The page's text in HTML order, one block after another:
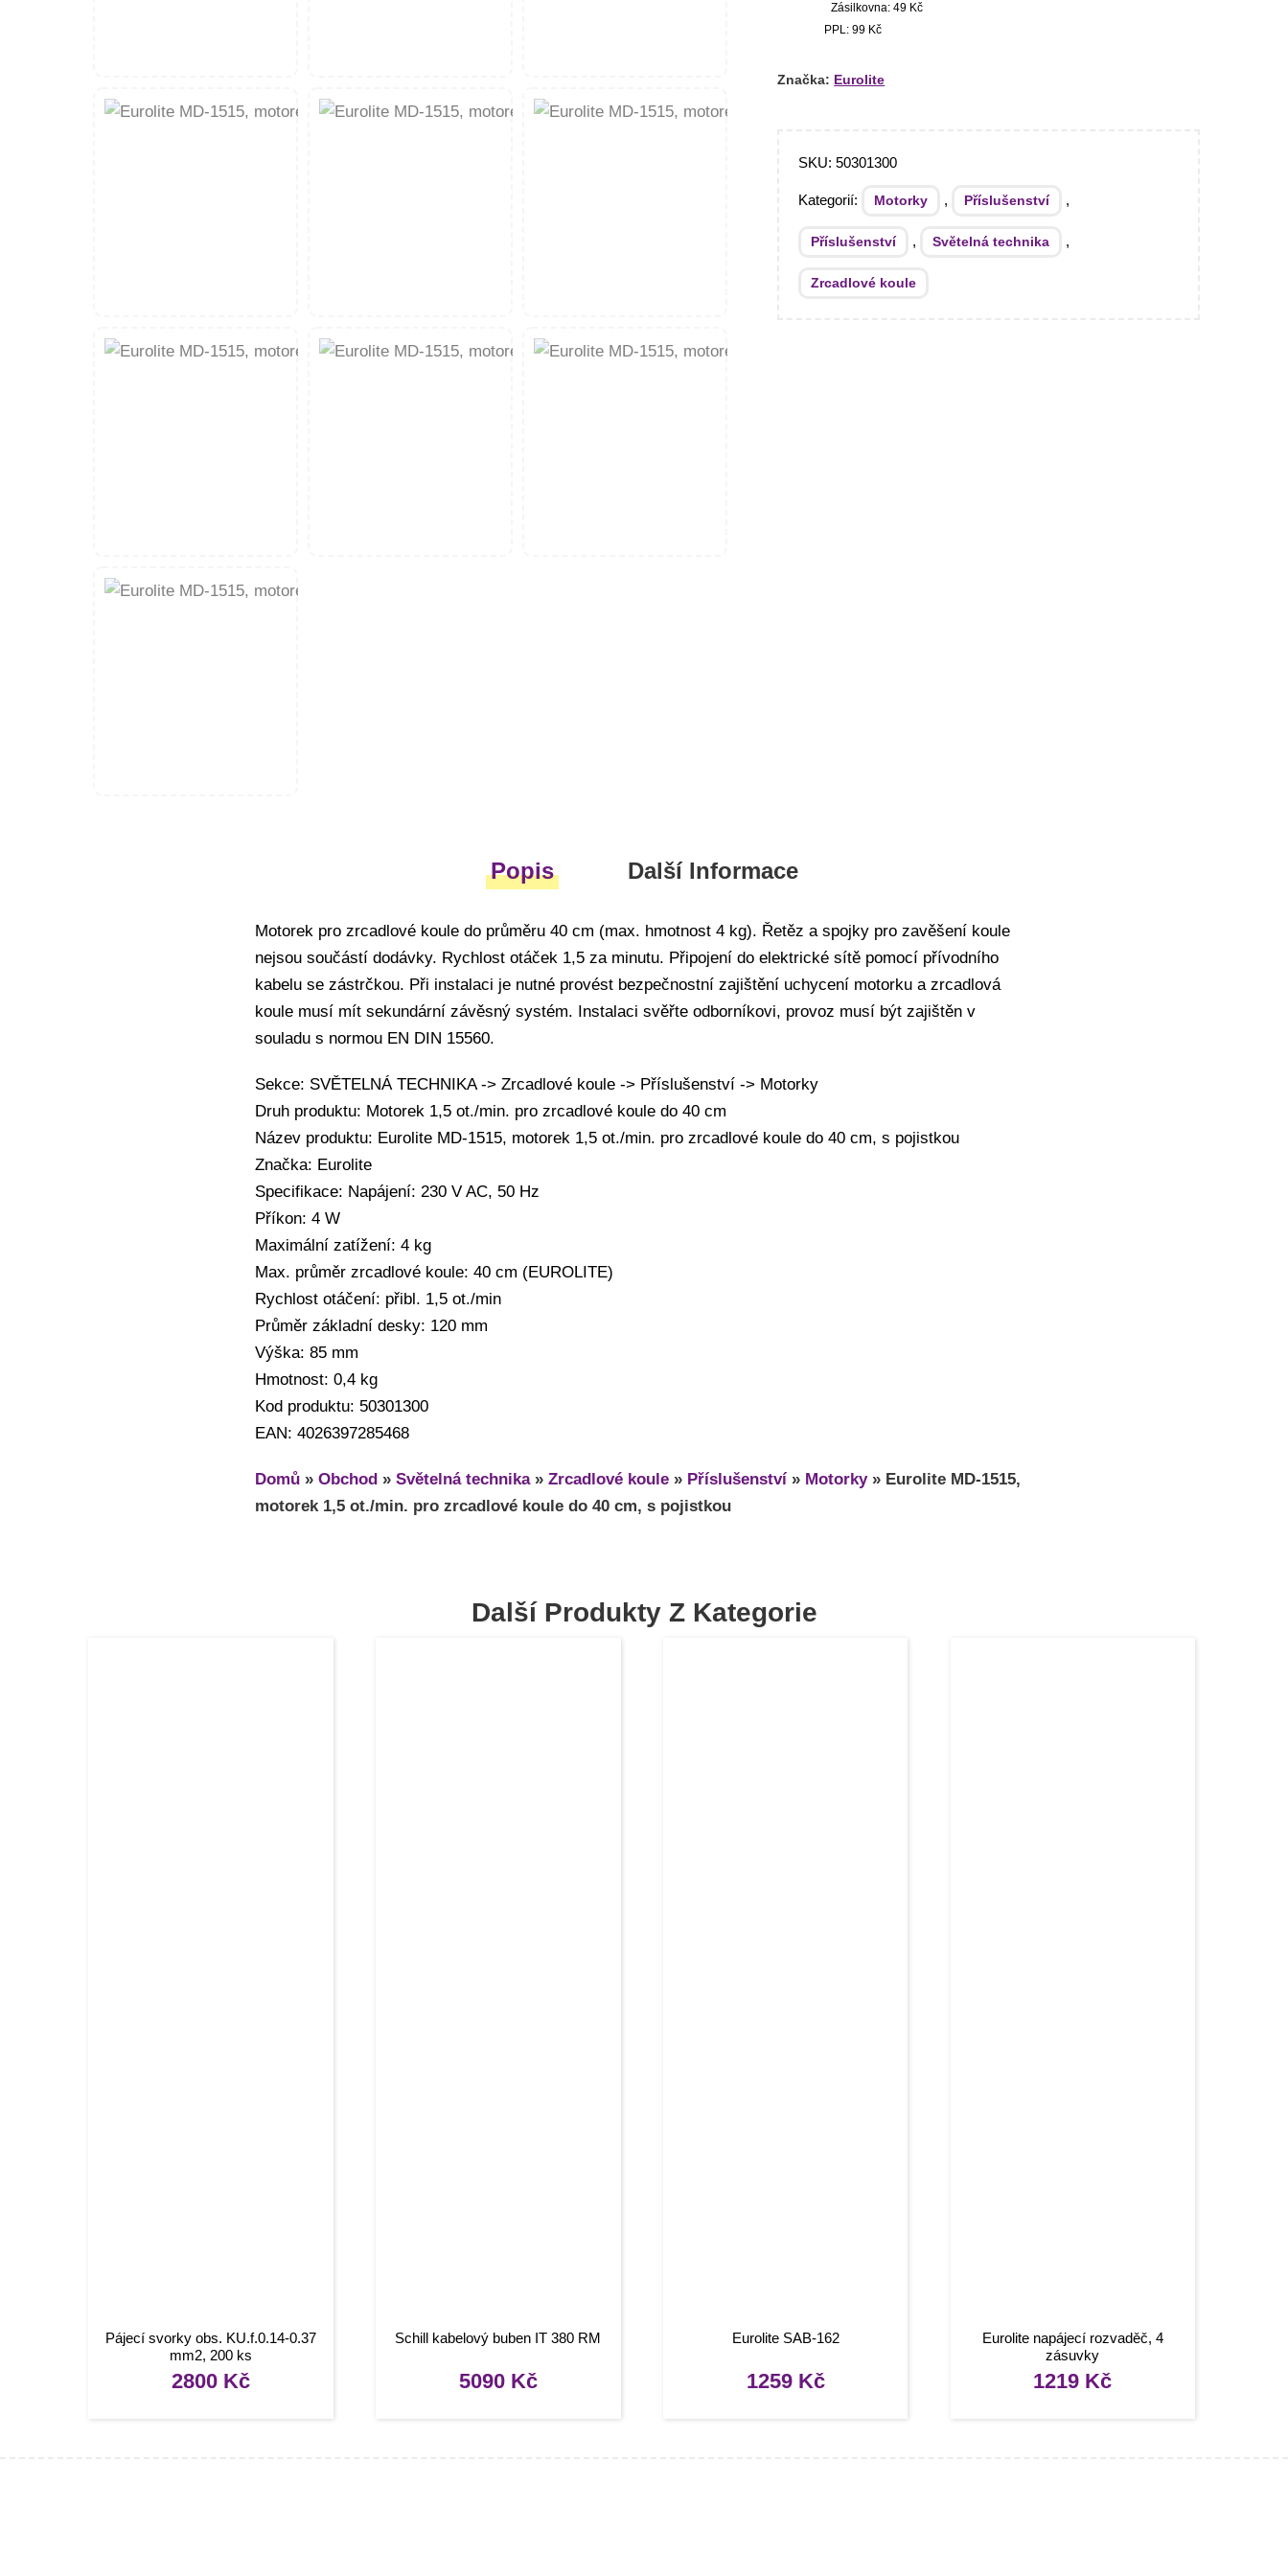
Zásilkovna: 49 Kč
PPL: 99 Kč
Značka: Eurolite
SKU:50301300
Kategorií: Motorky , Příslušenství ,
Příslušenství , Světelná technika ,
Zrcadlové koule
Popis Další Informace
Motorek pro zrcadlové koule do průměru 40 cm (max. hmotnost 4 kg). Řetěz a spojky pro zavěšení koule
nejsou součástí dodávky. Rychlost otáček 1,5 za minutu. Připojení do elektrické sítě pomocí přívodního
kabelu se zástrčkou. Při instalaci je nutné provést bezpečnostní zajištění uchycení motorku a zrcadlová
koule musí mít sekundární závěsný systém. Instalaci svěřte odborníkovi, provoz musí být zajištěn v
souladu s normou EN DIN 15560.
Sekce: SVĚTELNÁ TECHNIKA -> Zrcadlové koule -> Příslušenství -> Motorky
Druh produktu: Motorek 1,5 ot./min. pro zrcadlové koule do 40 cm
Název produktu: Eurolite MD-1515, motorek 1,5 ot./min. pro zrcadlové koule do 40 cm, s pojistkou
Značka: Eurolite
Specifikace: Napájení: 230 V AC, 50 Hz
Příkon: 4 W
Maximální zatížení: 4 kg
Max. průměr zrcadlové koule: 40 cm (EUROLITE)
Rychlost otáčení: přibl. 1,5 ot./min
Průměr základní desky: 120 mm
Výška: 85 mm
Hmotnost: 0,4 kg
Kod produktu: 50301300
EAN: 4026397285468
Domů » Obchod » Světelná technika» Zrcadlové koule » Příslušenství » Motorky» Eurolite MD-1515,
motorek 1,5 ot./min. pro zrcadlové koule do 40 cm, s pojistkou
Další Produkty Z Kategorie
Pájecí svorky obs. KU.f.0.14-0.37
mm2, 200 ks
2800 Kč
Schill kabelový buben IT 380 RM
5090 Kč
Eurolite SAB-162
1259 Kč
Eurolite napájecí rozvaděč, 4
zásuvky
1219 Kč